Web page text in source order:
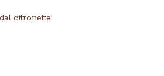
citronette